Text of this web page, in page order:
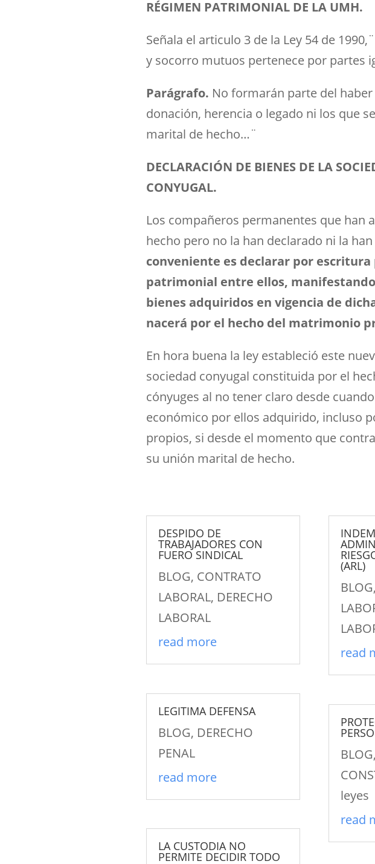
RÉGIMEN PATRIMONIAL DE LA UMH.
Señala el articulo 3 de la Ley 54 de
y socorro mutuos pertenece por partes
Parágrafo. No formarán parte del
donación, herencia o legado ni los que
marital de hecho…¨
DECLARACIÓN DE BIENES DE LA
CONYUGAL.
Los compañeros permanentes que han
hecho pero no la han declarado ni la
conveniente es declarar por
patrimonial entre ellos,
bienes adquiridos en vigencia de
nacerá por el hecho del matrimonio
En hora buena la ley estableció este
sociedad conyugal constituida por el
cónyuges al no tener claro desde
económico por ellos adquirido, incluso
propios, si desde el momento que
su unión marital de hecho.
DESPIDO DE
TRABAJADORES CON
FUERO SINDICAL
BLOG, CONTRATO
LABORAL, DERECHO
LABORAL
read more
LEGITIMA DEFENSA
BLOG, DERECHO
PENAL
read more
LA CUSTODIA NO
PERMITE DECIDIR TODO
(ARL)
BLOG,
read
BLOG,
leyes
read